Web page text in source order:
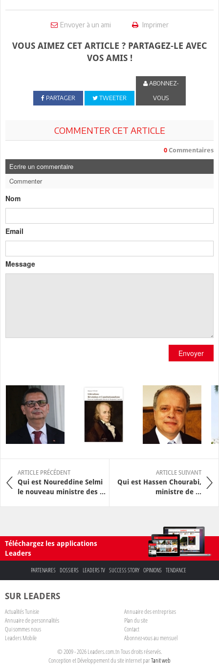
Envoyer à un ami Imprimer
VOUS AIMEZ CET ARTICLE ? PARTAGEZ-LE AVEC
VOS AMIS !
PARTAGER TWEETER
ABONNEZ-
VOUS
COMMENTER CET ARTICLE
0 Commentaires
Ecrire un commentaire
Commenter
Nom
Email
Message
Envoyer
ARTICLE PRÉCÉDENT
Qui est Noureddine Selmi
le nouveau ministre des ...
ARTICLE SUIVANT
Qui est Hassen Chourabi,
ministre de ...
Téléchargez les applications
Leaders
PARTENAIRES DOSSIERS LEADERS TV SUCCESS STORY OPINIONS TENDANCE
SUR LEADERS
Actualités Tunisie
Annuaire des entreprises
Annuaire de personnalités
Plan du site
Qui sommes nous
Contact
Leaders Mobile
Abonnez-vous au mensuel
© 2009 - 2026 Leaders.com.tn Tous droits réservés.
Conception et Développement du site internet parTanit web